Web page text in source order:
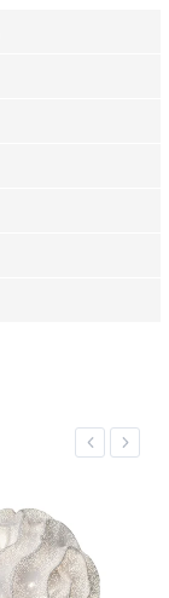
Previous
Next